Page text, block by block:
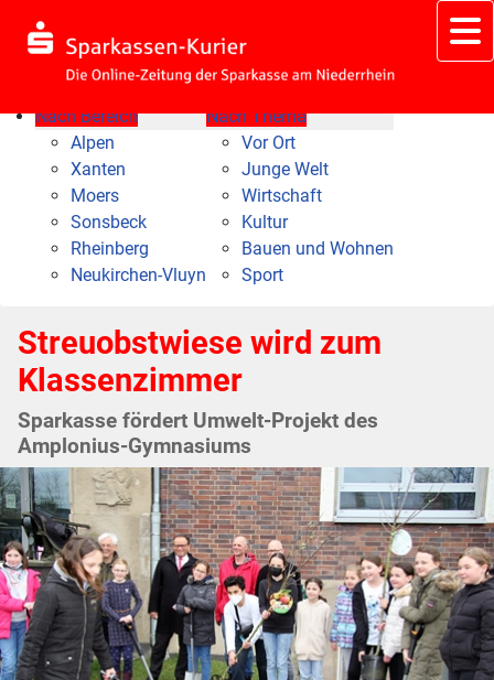
Nach Bereich
Alpen
Xanten
Moers
Sonsbeck
Rheinberg
Neukirchen-Vluyn
Nach Thema
Vor Ort
Junge Welt
Wirtschaft
Kultur
Bauen und Wohnen
Sport
Streuobstwiese wird zum
Klassenzimmer
Sparkasse fördert Umwelt-Projekt des
Amplonius-Gymnasiums